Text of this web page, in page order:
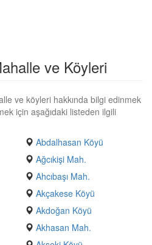
ve Köyleri
ve köyleri hakkında bilgi edinmek
için aşağıdaki listeden ilgili
Abdalhasan Köyü
Ağcıkişi Mah.
Ahcıbaşı Mah.
Akçakese Köyü
Akdoğan Köyü
Akhasan Mah.